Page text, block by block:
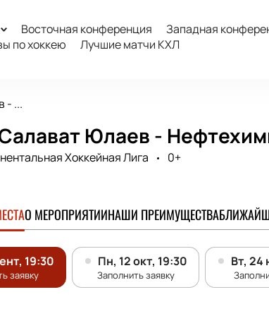
Восточная конференция
Западная
по хоккею Лучшие матчи КХЛ
- ...
Юлаев -
Хоккейная Лига
0+
О МЕРОПРИЯТИИНАШИ ПРЕИМУЩЕСТВА